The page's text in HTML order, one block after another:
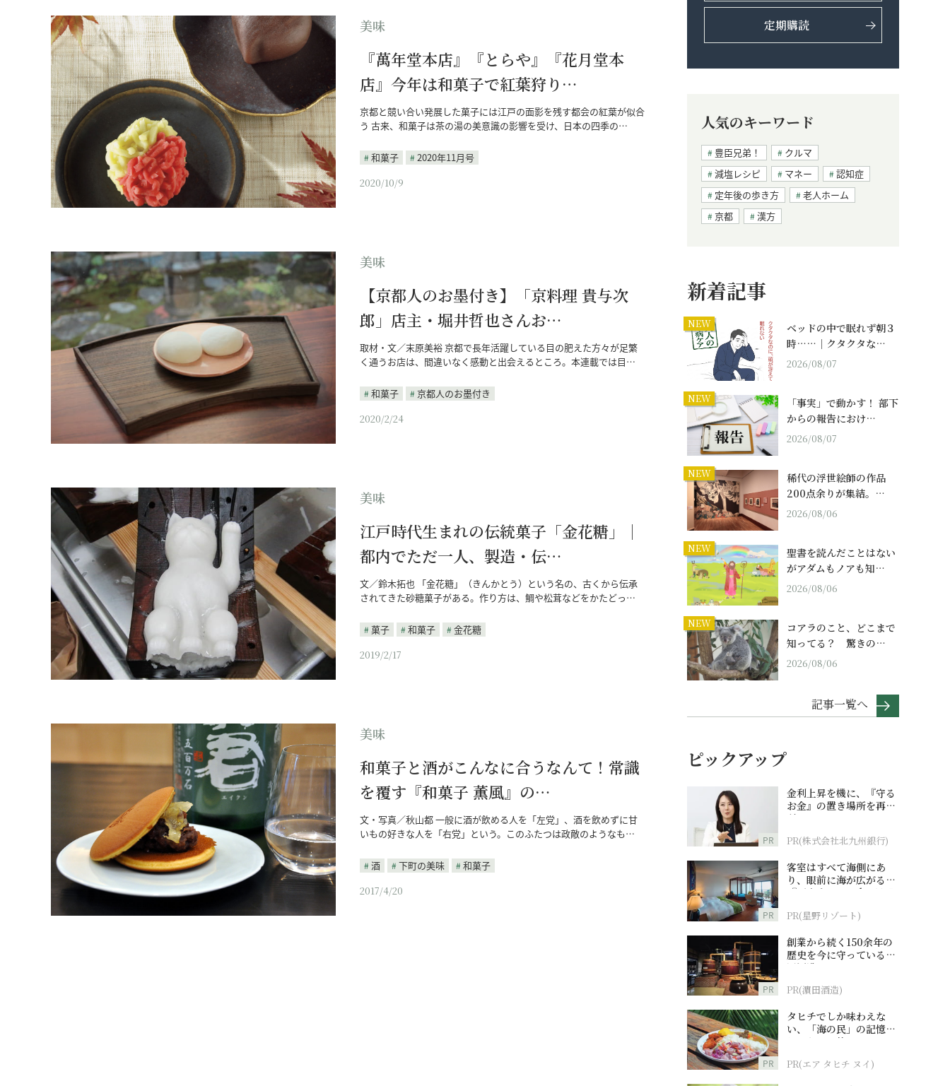
美味
『萬年堂本店』『とらや』『花月堂本
店』今年は和菓子で紅葉狩り…
京都と競い合い発展した菓子には江戸の面影を残す都会の紅葉が似合
う 古来、和菓子は茶の湯の美意識の影響を受け、日本の四季の…
和菓子
2020年11月号
2020/10/9
美味
【京都人のお墨付き】「京料理 貴与次
郎」店主・堀井哲也さんお…
取材・文／末原美裕 京都で長年活躍している目の肥えた方々が足繁
く通うお店は、間違いなく感動と出会えるところ。本連載では目…
和菓子
京都人のお墨付き
2020/2/24
美味
江戸時代生まれの伝統菓子「金花糖」｜
都内でただ一人、製造・伝…
文／鈴木拓也 「金花糖」（きんかとう）という名の、古くから伝承
されてきた砂糖菓子がある。作り方は、鯛や松茸などをかたどっ…
菓子 和菓子
金花糖
2019/2/17
美味
和菓子と酒がこんなに合うなんて！常識
を覆す『和菓子 薫風』の…
文・写真／秋山都 一般に酒が飲める人を「左党」、酒を飲めずに甘
いもの好きな人を「右党」という。このふたつは政敵のようなも…
酒 下町の美味
和菓子
2017/4/20
定期購読
人気のキーワード
豊臣兄弟！
クルマ
減塩レシピ
マネー
認知症
定年後の歩き方
老人ホーム
京都
漢方
新着記事
NEW
ベッドの中で眠れず朝３
時……｜クタクタな…
2026/08/07
NEW
「事実」で動かす！ 部下
からの報告におけ…
2026/08/07
NEW
稀代の浮世絵師の作品
200点余りが集結。…
2026/08/06
NEW
聖書を読んだことはない
がアダムもノアも知…
2026/08/06
NEW
コアラのこと、どこまで
知ってる？ 驚きの…
2026/08/06
記事一覧へ
ピックアップ
PR
金利上昇を機に、『守る
お金』の置き場所を再検
討
PR(株式会社北九州銀行)
PR
客室はすべて海側にあ
り、眼前に海が広がる
『西表島ホテル by 星野
PR(星野リゾート)
PR
創業から続く150余年の
歴史を今に守っている濵
田酒造
PR(濵田酒造)
PR
タヒチでしか味わえな
い、「海の民」の記憶へ
とつながる旅
PR(エア タヒチ ヌイ)